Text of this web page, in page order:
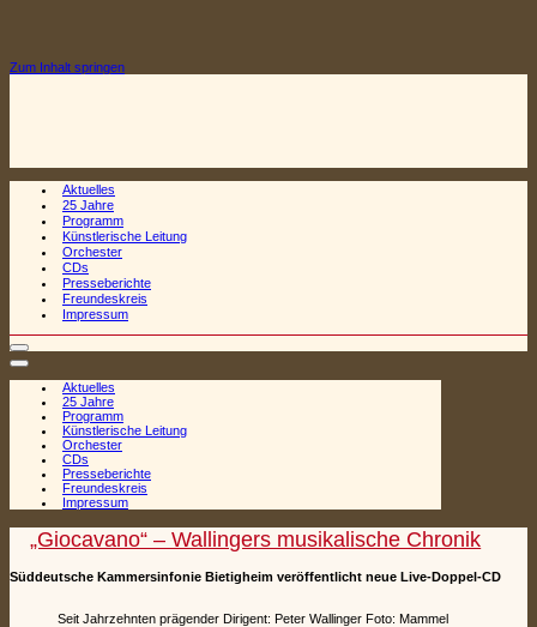
Zum Inhalt springen
Aktuelles
25 Jahre
Programm
Künstlerische Leitung
Orchester
CDs
Presseberichte
Freundeskreis
Impressum
Navigationsmenü
Navigationsmenü
Aktuelles
25 Jahre
Programm
Künstlerische Leitung
Orchester
CDs
Presseberichte
Freundeskreis
Impressum
„Giocavano“ – Wallingers musikalische Chronik
Süddeutsche Kammersinfonie Bietigheim veröffentlicht neue Live-Doppel-CD
Seit Jahrzehnten prägender Dirigent: Peter Wallinger Foto: Mammel